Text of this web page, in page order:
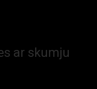
ar skumju